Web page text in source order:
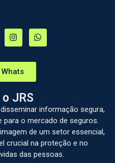
JRS
informação segura,
para o mercado de seguros.
de um setor essencial,
crucial na proteção e no
das pessoas.